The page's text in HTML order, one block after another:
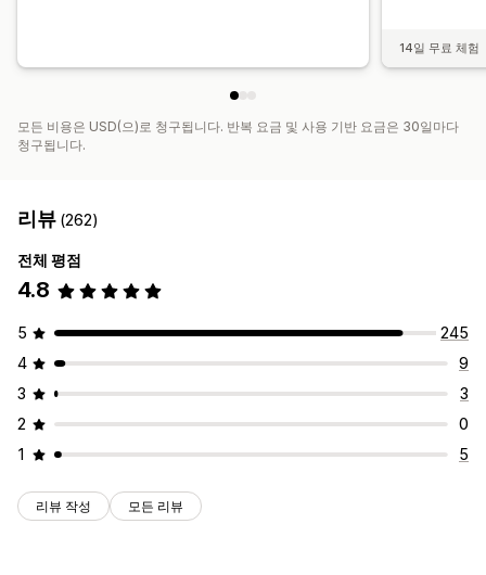
14일 무료 체험
모든 비용은 USD(으)로 청구됩니다. 반복 요금 및 사용 기반 요금은 30일마다
청구됩니다.
리뷰 (262)
전체 평점
4.8
5
245
4
9
3
3
2
0
1
5
리뷰 작성 모든 리뷰